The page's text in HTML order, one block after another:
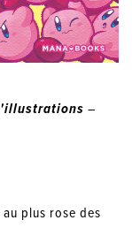
–
plus rose des